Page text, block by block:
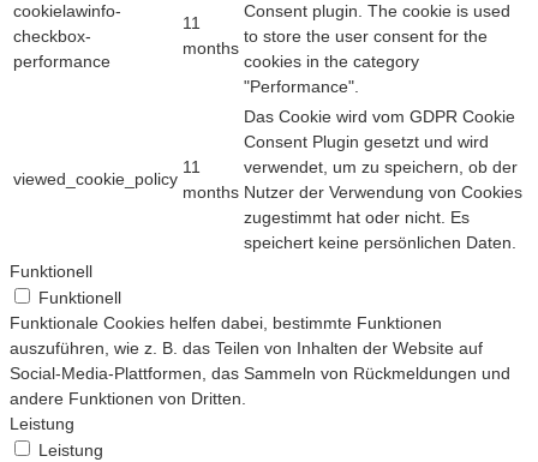
cookielawinfo-
checkbox-
performance
11
months
Consent plugin. The cookie is used
to store the user consent for the
cookies in the category
"Performance".
viewed_cookie_policy
11
months
Das Cookie wird vom GDPR Cookie
Consent Plugin gesetzt und wird
verwendet, um zu speichern, ob der
Nutzer der Verwendung von Cookies
zugestimmt hat oder nicht. Es
speichert keine persönlichen Daten.
Funktionell
Funktionell
Funktionale Cookies helfen dabei, bestimmte Funktionen
auszuführen, wie z. B. das Teilen von Inhalten der Website auf
Social-Media-Plattformen, das Sammeln von Rückmeldungen und
andere Funktionen von Dritten.
Leistung
Leistung